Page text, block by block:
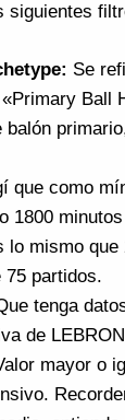
siguientes
Se
Ball
balón
que como
1800
lo mismo que
75 partidos.
tenga
de
mayor o